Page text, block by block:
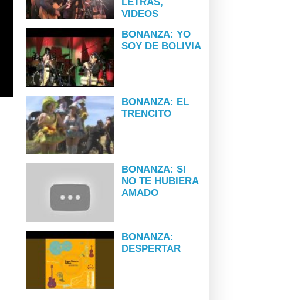
VIDEOS
BONANZA: YO
SOY DE BOLIVIA
BONANZA: EL
TRENCITO
BONANZA: SI
NO TE HUBIERA
AMADO
BONANZA:
DESPERTAR